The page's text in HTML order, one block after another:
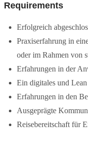
Requirements
Erfolgreich
Praxiserfahrung in
oder im Rahmen von
Erfahrungen in der
Ein digitales und
Erfahrungen in den
Ausgeprägte
Reisebereitschaft für